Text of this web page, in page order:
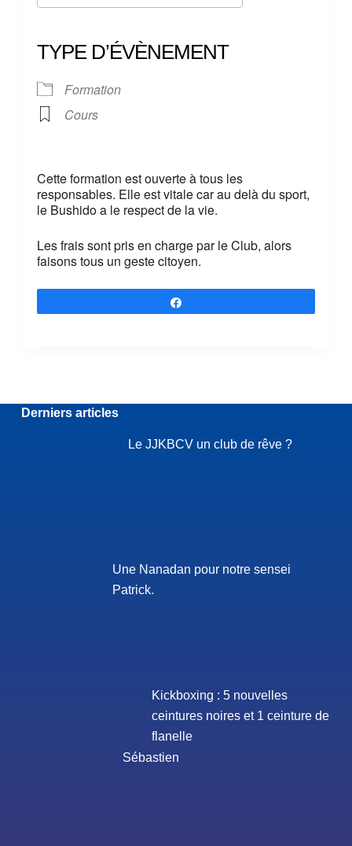
TYPE D’ÉVÈNEMENT
Formation
Cours
Cette formation est ouverte à tous les
responsables. Elle est vitale car au delà du sport,
le Bushido a le respect de la vie.
Les frais sont pris en charge par le Club, alors
faisons tous un geste citoyen.
Derniers articles
Le JJKBCV un club de rêve ?
Une Nanadan pour notre sensei
Patrick.
Kickboxing : 5 nouvelles
ceintures noires et 1 ceinture de
flanelle
Sébastien